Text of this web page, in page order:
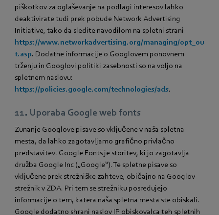
piškotkov za oglaševanje na podlagi interesov lahko
deaktivirate tudi prek pobude Network Advertising
Initiative, tako da sledite navodilom na spletni strani
https://www.networkadvertising.org/managing/opt_ou
t.asp. Dodatne informacije o Googlovem ponovnem
trženju in Googlovi politiki zasebnosti so na voljo na
spletnem naslovu:
https://policies.google.com/technologies/ads.
11. Uporaba Google web fonts
Zunanje Googlove pisave so vključene v naša spletna
mesta, da lahko zagotavljamo grafično privlačno
predstavitev. Google Fonts je storitev, ki jo zagotavlja
družba Google Inc („Google“). Te spletne pisave so
vključene prek strežniške zahteve, običajno na Googlov
strežnik v ZDA. Pri tem se strežniku posredujejo
informacije o tem, katera naša spletna mesta ste obiskali.
Google dodatno shrani naslov IP obiskovalca teh spletnih